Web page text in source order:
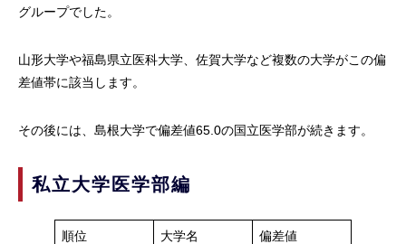
グループでした。
山形大学や福島県立医科大学、佐賀大学など複数の大学がこの偏
差値帯に該当します。
その後には、島根大学で偏差値65.0の国立医学部が続きます。
私立大学医学部編
順位 大学名 偏差値